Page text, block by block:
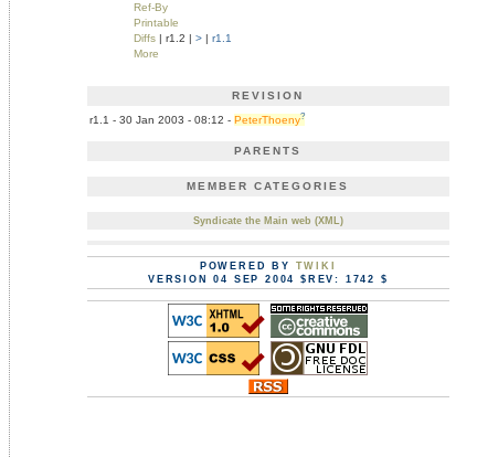
Ref-By
Printable
Diffs| r1.2 | >| r1.1
More
REVISION
r1.1 - 30 Jan 2003 - 08:12 - PeterThoeny?
PARENTS
MEMBER CATEGORIES
Syndicate the Main web (XML)
POWERED BY TWIKI
VERSION 04 SEP 2004 $REV: 1742 $